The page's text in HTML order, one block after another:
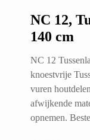
NC 12,
140 cm
NC 12
knoestvrije
vuren
afwijkende
opnemen.